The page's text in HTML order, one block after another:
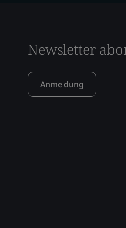
Newsletter
Anmeldung